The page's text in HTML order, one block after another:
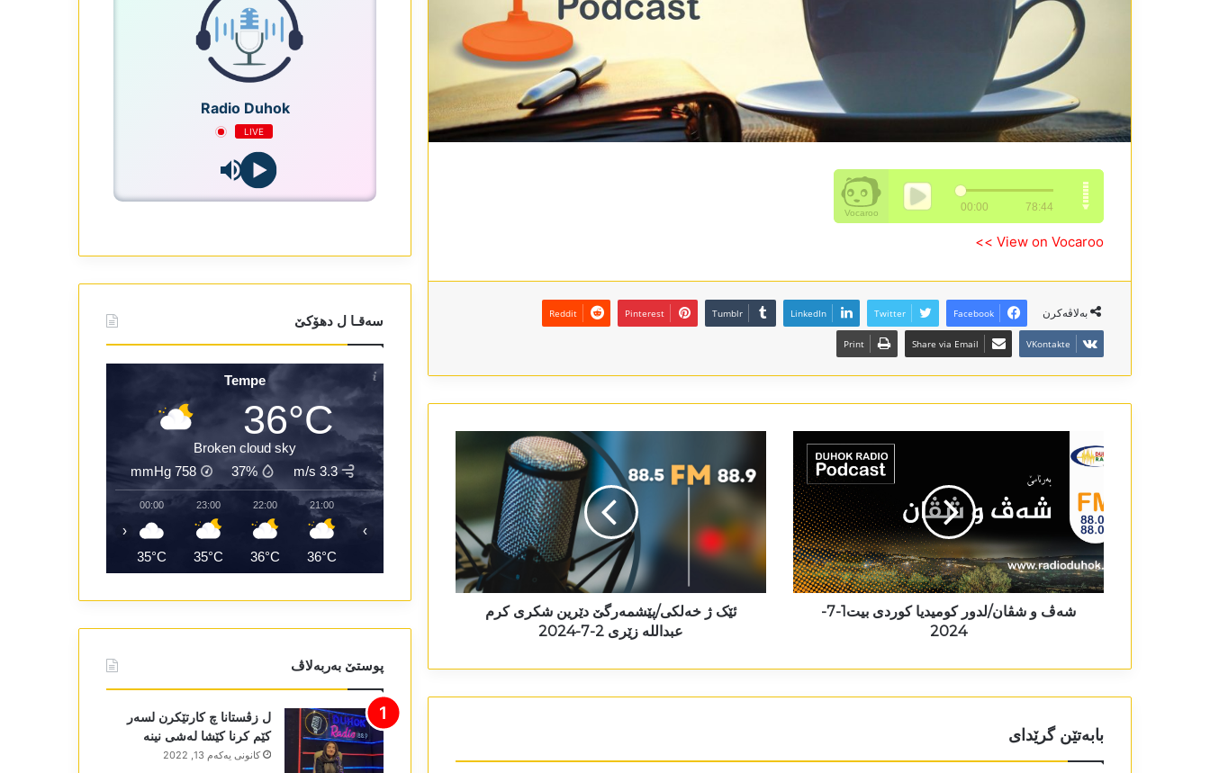
View on Vocaroo >>
بەلاڤەکرن Facebook
Twitter
LinkedIn
Tumblr
Pinterest
Reddit
VKontakte
Share via Email
Print
شەڤ و شڤان/لدور کومیدیا کوردی بیت1-7-
2024
ئێک ژ خەلکی/پێشمەرگێ دێرین شکری کرم
عبداللە زێری 2-7-2024
بابەتێن گرێدای
Radio Duhok
LIVE
سەقـا ل دھۆکێ
Tempe
36°C
Broken cloud sky
3.3 m/s
37%
758
mmHg
21:00
36°C
22:00
36°C
23:00
35°C
00:00
35°C
‹ ›
پوستێ بەربەلاڤ
ل زڤستانا چ کارتێکرن لسەر
کێم کرنا کێشا لەشی نینە
كانونی یه‌كه‌م 13, 2022